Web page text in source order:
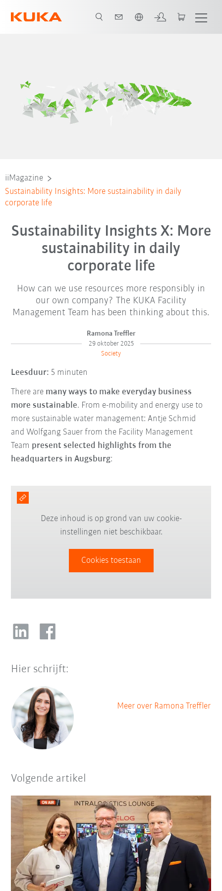
iiMagazine
Sustainability Insights: More sustainability in daily
corporate life
Sustainability Insights X: More
sustainability in daily
corporate life
How can we use resources more responsibly in
our own company? The KUKA Facility
Management Team has been thinking about this.
Ramona Treffler
29 oktober 2025
Society
Leesduur: 5 minuten
There are many ways to make everyday business
more sustainable. From e-mobility and energy use to
more sustainable water management: Antje Schmid
and Wolfgang Sauer from the Facility Management
Team present selected highlights from the
headquarters in Augsburg:
Deze inhoud is op grond van uw cookie-
instellingen niet beschikbaar.
Cookies toestaan
Hier schrijft:
Meer over Ramona Treffler
Volgende artikel